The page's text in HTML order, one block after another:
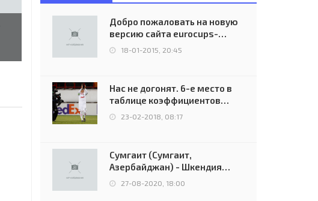
K.S. Górnik Zabrze (POL) - V.T.J.
Dukla Praha (ČSSR) 3:0..
250. FC Unirea (ROU) - Hajduk
Split (CRO) 1:1..
Добро пожаловать на новую
версию сайта eurocups-
uefa.ru
18-01-2015, 20:45
Нас не догонят. 6-е место в
таблице коэффициентов
УЕФА остаётся за Россией
23-02-2018, 08:17
Сумгаит (Сумгаит,
Азербайджан) - Шкендия
(Тетово, Северная
Македония) - 0:2 (0:0)
27-08-2020, 18:00